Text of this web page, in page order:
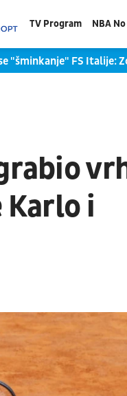
TV Program NBA
"šminkanje" FS Italije:
i